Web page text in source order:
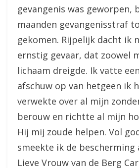
gevangenis was geworpen,
maanden gevangenisstraf
gekomen. Rijpelijk dacht ik
ernstig gevaar, dat zoowel
lichaam dreigde. Ik vatte
afschuw op van hetgeen ik
verwekte over al mijn
berouw en richtte al mijn
Hij mij zoude helpen. Vol
smeekte ik de bescherming
Lieve Vrouw van de Berg